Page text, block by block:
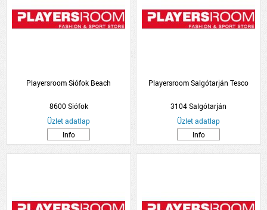
Playersroom Siófok Beach
8600 Siófok
Üzlet adatlap
Info
Playersroom Salgótarján Tesco
3104 Salgótarján
Üzlet adatlap
Info